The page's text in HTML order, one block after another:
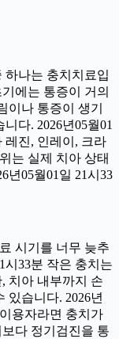
하나는 충치치료입
에는 통증이 거의
이나 통증이 생기
다. 2026년05월01
레진, 인레이, 크라
는 실제 치아 상태
년05월01일 21시33
시기를 너무 늦추
시33분 작은 충치는
치아 내부까지 손
있습니다. 2026년
용자라면 충치가
다 정기검진을 통